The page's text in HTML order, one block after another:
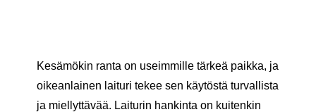
Kesämökin ranta on useimmille tärkeä paikka, ja
oikeanlainen laituri tekee sen käytöstä turvallista
ja miellyttävää. Laiturin hankinta on kuitenkin